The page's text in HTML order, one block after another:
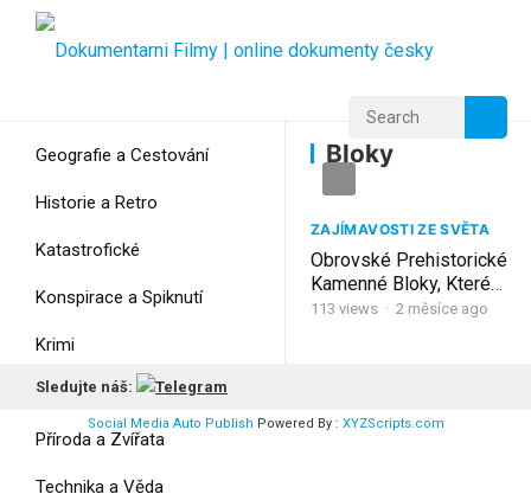
Geografie a Cestování
Historie a Retro
Katastrofické
Konspirace a Spiknutí
Krimi
Myšlení
Příroda a Zvířata
Technika a Věda
Bloky
Bloky
ZAJÍMAVOSTI ZE SVĚTA
Obrovské Prehistorické
Kamenné Bloky, Které
Nelze Vysvětlit
113 views · 2 měsíce ago
Sledujte náš:
Social Media Auto Publish Powered By : XYZScripts.com